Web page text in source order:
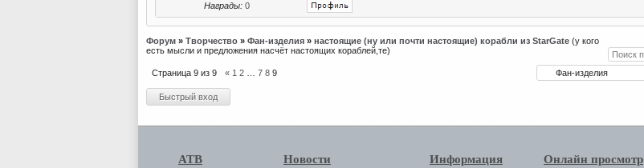
Награды: 0
Форум » Творчество » Фан-изделия » настоящие (ну или почти настоящие) корабли из StarGate (у кого
есть мысли и предложения насчёт настоящих кораблей,те)
Страница 9 из 9 « 1 2 7 8 9
АТВ Новости Информация Онлайн просмотр